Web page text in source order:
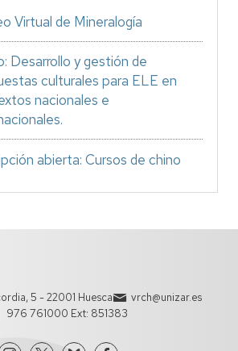
Virtual de Mineralogía
Desarrollo y gestión de
culturales para ELE en
nacionales e
abierta: Cursos de chino
5 - 22001 Huesca
vrch@unizar.es
976 761000 Ext: 851383